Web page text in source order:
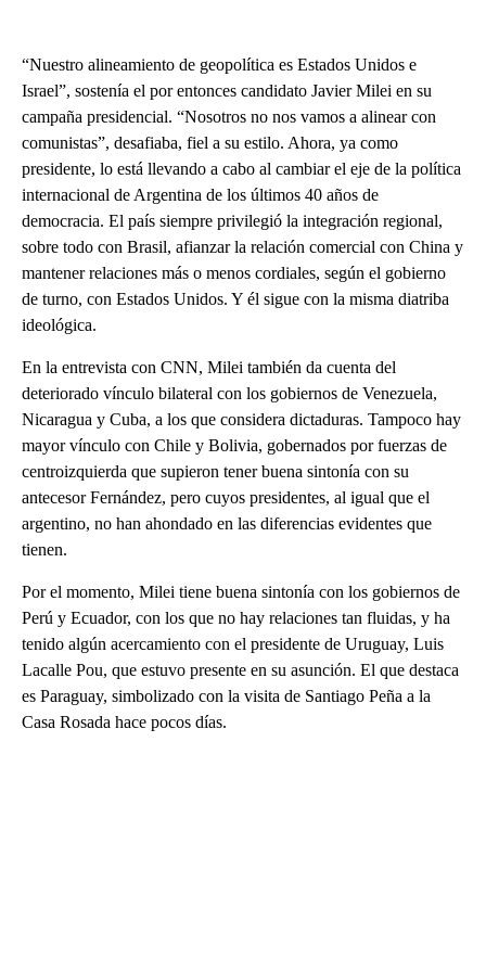
“Nuestro alineamiento de geopolítica es Estados Unidos e
Israel”, sostenía el por entonces candidato Javier Milei en su
campaña presidencial. “Nosotros no nos vamos a alinear con
comunistas”, desafiaba, fiel a su estilo. Ahora, ya como
presidente, lo está llevando a cabo al cambiar el eje de la política
internacional de Argentina de los últimos 40 años de
democracia. El país siempre privilegió la integración regional,
sobre todo con Brasil, afianzar la relación comercial con China y
mantener relaciones más o menos cordiales, según el gobierno
de turno, con Estados Unidos. Y él sigue con la misma diatriba
ideológica.
En la entrevista con CNN, Milei también da cuenta del
deteriorado vínculo bilateral con los gobiernos de Venezuela,
Nicaragua y Cuba, a los que considera dictaduras. Tampoco hay
mayor vínculo con Chile y Bolivia, gobernados por fuerzas de
centroizquierda que supieron tener buena sintonía con su
antecesor Fernández, pero cuyos presidentes, al igual que el
argentino, no han ahondado en las diferencias evidentes que
tienen.
Por el momento, Milei tiene buena sintonía con los gobiernos de
Perú y Ecuador, con los que no hay relaciones tan fluidas, y ha
tenido algún acercamiento con el presidente de Uruguay, Luis
Lacalle Pou, que estuvo presente en su asunción. El que destaca
es Paraguay, simbolizado con la visita de Santiago Peña a la
Casa Rosada hace pocos días.